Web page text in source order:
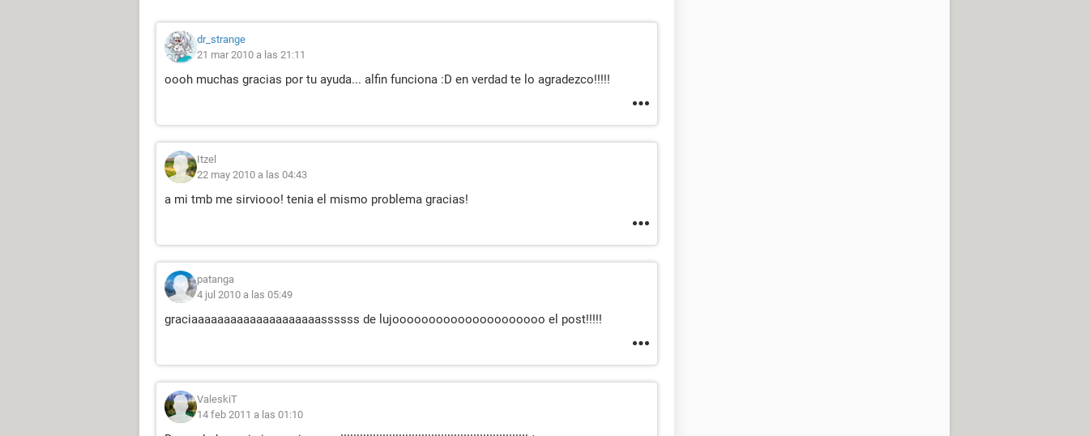
dr_strange
21 mar 2010 a las 21:11
oooh muchas gracias por tu ayuda... alfin funciona :D en verdad te lo agradezco!!!!!
Itzel
22 may 2010 a las 04:43
a mi tmb me sirviooo! tenia el mismo problema gracias!
patanga
4 jul 2010 a las 05:49
graciaaaaaaaaaaaaaaaaaaaassssss de lujooooooooooooooooooooo el post!!!!!
ValeskiT
14 feb 2011 a las 01:10